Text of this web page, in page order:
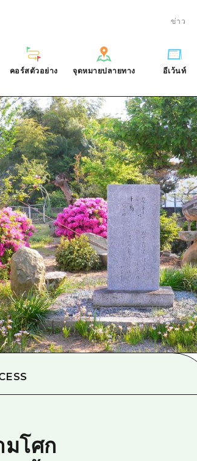
ข่าว
ประสบการณ์ / ในการเรียนรู้
มาตรฐาน
ประวัติศาสตร์ / วัฒนธรรม
การรักษา
ธรรมชาติ
คอร์สตัวอย่าง
าเวล
บริเวณรอบเมืองฮิโรชิม่า
อากิ
บิงโก
บิโฮค
เกโฮค
บริเวณรอบๆ มิยาจิมะ
ยามากุจิตะวันออก
จุดหมายปลายทาง
รายการ
บริเวณรอบเมืองฮิโรชิม่า
อากิ
บิงโก
บิโฮคุ
เกโฮคุ
บริเวณรอบๆ มิยาจิมะ
ยามากุจิตะวันออก
จังหวัดเอฮิเมะ
ชิมาเนะ
อีเว้นท์
ามสะดวก
าระ
ฮิโรชิมะโอโมะเตะนะชิ
ฮิโรชิม่า ฟรี Wi-Fi
TRAVELPAL International
ไกด์อาสาสมัครไ
วิดีโอฮิโรชิม่า
ดาวน์โหลดรูปภาพ
ข้อมูลการขนส่งระหว่างเกิดภัยพิบัติ
มโศก